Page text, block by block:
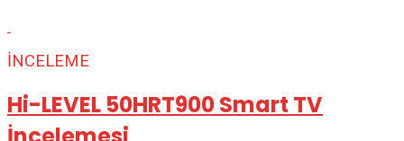
İNCELEME
Hi-LEVEL 50HRT900 Smart TV